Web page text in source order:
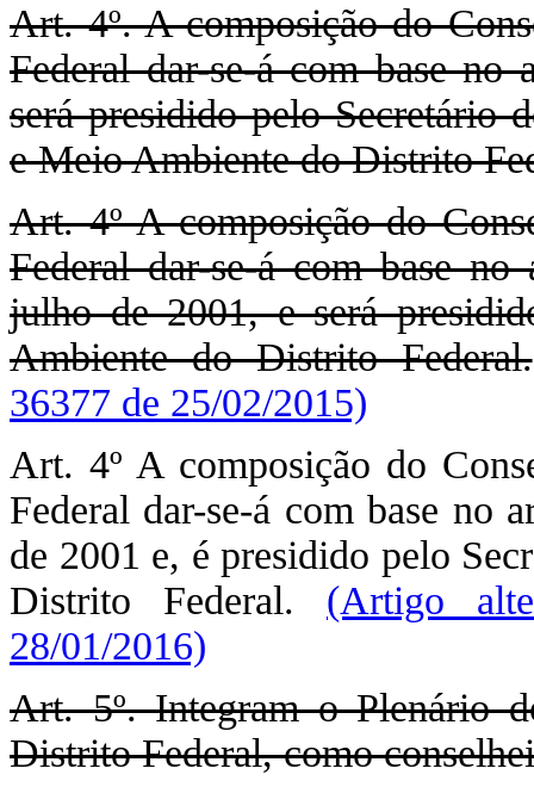
Art. 4º. A composição do
Federal dar-se-á com base
será presidido pelo Secretário
e Meio Ambiente do Distrito
Art. 4º A composição do
Federal dar-se-á com base
julho de 2001, e será
Ambiente do Distrito Federal.
36377 de 25/02/2015)
Art. 4º A composição do
Federal dar-se-á com base no
de 2001 e, é presidido pelo
Distrito Federal. (Artigo
28/01/2016)
Art. 5º. Integram o Plenário
Distrito Federal, como